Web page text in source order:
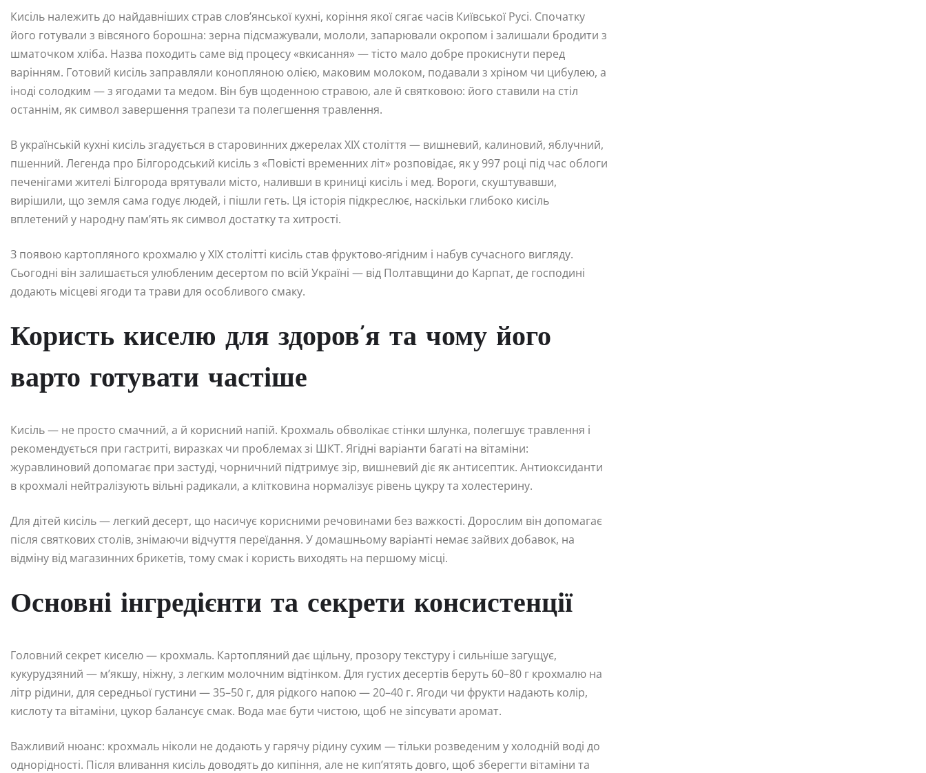
Кисіль належить до найдавніших страв слов’янської кухні, коріння якої сягає часів Київської Русі. Спочатку
його готували з вівсяного борошна: зерна підсмажували, мололи, запарювали окропом і залишали бродити з
шматочком хліба. Назва походить саме від процесу «вкисання» — тісто мало добре прокиснути перед
варінням. Готовий кисіль заправляли конопляною олією, маковим молоком, подавали з хріном чи цибулею, а
іноді солодким — з ягодами та медом. Він був щоденною стравою, але й святковою: його ставили на стіл
останнім, як символ завершення трапези та полегшення травлення.
В українській кухні кисіль згадується в старовинних джерелах XIX століття — вишневий, калиновий, яблучний,
пшенний. Легенда про Білгородський кисіль з «Повісті временних літ» розповідає, як у 997 році під час облоги
печенігами жителі Білгорода врятували місто, наливши в криниці кисіль і мед. Вороги, скуштувавши,
вирішили, що земля сама годує людей, і пішли геть. Ця історія підкреслює, наскільки глибоко кисіль
вплетений у народну пам’ять як символ достатку та хитрості.
З появою картопляного крохмалю у XIX столітті кисіль став фруктово-ягідним і набув сучасного вигляду.
Сьогодні він залишається улюбленим десертом по всій Україні — від Полтавщини до Карпат, де господині
додають місцеві ягоди та трави для особливого смаку.
Користь киселю для здоров’я та чому його
варто готувати частіше
Кисіль — не просто смачний, а й корисний напій. Крохмаль обволікає стінки шлунка, полегшує травлення і
рекомендується при гастриті, виразках чи проблемах зі ШКТ. Ягідні варіанти багаті на вітаміни:
журавлиновий допомагає при застуді, чорничний підтримує зір, вишневий діє як антисептик. Антиоксиданти
в крохмалі нейтралізують вільні радикали, а клітковина нормалізує рівень цукру та холестерину.
Для дітей кисіль — легкий десерт, що насичує корисними речовинами без важкості. Дорослим він допомагає
після святкових столів, знімаючи відчуття переїдання. У домашньому варіанті немає зайвих добавок, на
відміну від магазинних брикетів, тому смак і користь виходять на першому місці.
Основні інгредієнти та секрети консистенції
Головний секрет киселю — крохмаль. Картопляний дає щільну, прозору текстуру і сильніше загущує,
кукурудзяний — м’якшу, ніжну, з легким молочним відтінком. Для густих десертів беруть 60–80 г крохмалю на
літр рідини, для середньої густини — 35–50 г, для рідкого напою — 20–40 г. Ягоди чи фрукти надають колір,
кислоту та вітаміни, цукор балансує смак. Вода має бути чистою, щоб не зіпсувати аромат.
Важливий нюанс: крохмаль ніколи не додають у гарячу рідину сухим — тільки розведеним у холодній воді до
однорідності. Після вливання кисіль доводять до кипіння, але не кип’ятять довго, щоб зберегти вітаміни та